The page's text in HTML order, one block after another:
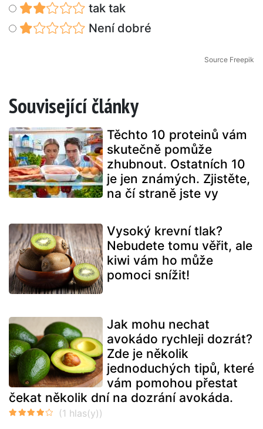
tak tak
Není dobré
Source Freepik
Související články
Těchto 10 proteinů vám
skutečně pomůže
zhubnout. Ostatních 10
je jen známých. Zjistěte,
na čí straně jste vy
Vysoký krevní tlak?
Nebudete tomu věřit, ale
kiwi vám ho může
pomoci snížit!
Jak mohu nechat
avokádo rychleji dozrát?
Zde je několik
jednoduchých tipů, které
vám pomohou přestat
čekat několik dní na dozrání avokáda.